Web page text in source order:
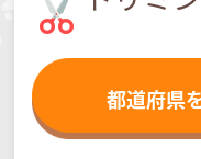
都道府県